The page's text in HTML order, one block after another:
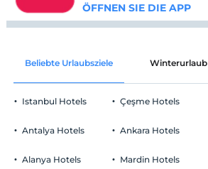
ÖFFNEN SIE DIE APP
Beliebte Urlaubsziele Winterurlaub
Istanbul Hotels
Antalya Hotels
Alanya Hotels
Çeşme Hotels
Ankara Hotels
Mardin Hotels